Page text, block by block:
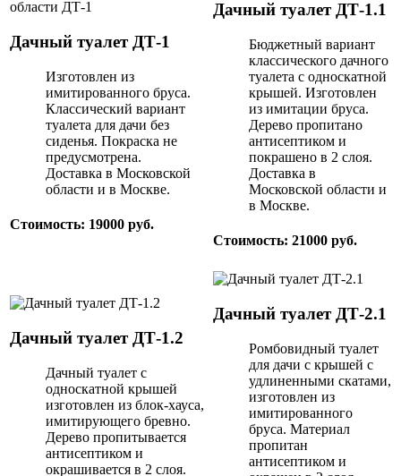
Дачный туалет ДТ-1
Изготовлен из
имитированного бруса.
Классический вариант
туалета для дачи без
сиденья. Покраска не
предусмотрена.
Доставка в Московской
области и в Москве.
Стоимость: 19000 руб.
Дачный туалет ДТ-1.1
Бюджетный вариант
классического дачного
туалета с односкатной
крышей. Изготовлен
из имитации бруса.
Дерево пропитано
антисептиком и
покрашено в 2 слоя.
Доставка в
Московской области и
в Москве.
Стоимость: 21000 руб.
Дачный туалет ДТ-1.2
Дачный туалет с
односкатной крышей
изготовлен из блок-хауса,
имитирующего бревно.
Дерево пропитывается
антисептиком и
окрашивается в 2 слоя.
Дачный туалет ДТ-2.1
Ромбовидный туалет
для дачи с крышей с
удлиненными скатами,
изготовлен из
имитированного
бруса. Материал
пропитан
антисептиком и